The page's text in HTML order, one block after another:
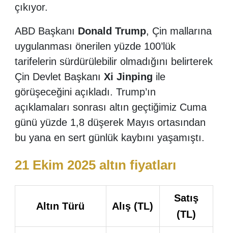
çıkıyor.
ABD Başkanı Donald Trump, Çin mallarına
uygulanması önerilen yüzde 100’lük
tarifelerin sürdürülebilir olmadığını belirterek
Çin Devlet Başkanı Xi Jinping ile
görüşeceğini açıkladı. Trump’ın
açıklamaları sonrası altın geçtiğimiz Cuma
günü yüzde 1,8 düşerek Mayıs ortasından
bu yana en sert günlük kaybını yaşamıştı.
21 Ekim 2025 altın fiyatları
Altın Türü Alış (TL)
Satış
(TL)